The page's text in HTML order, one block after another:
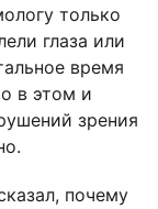
только
глаза или
время
в этом и
зрения
почему